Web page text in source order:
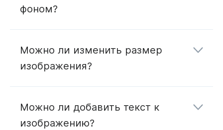
фоном?
Можно ли изменить размер
изображения?
Wave.video
Можно ли добавить текст к
изображению?